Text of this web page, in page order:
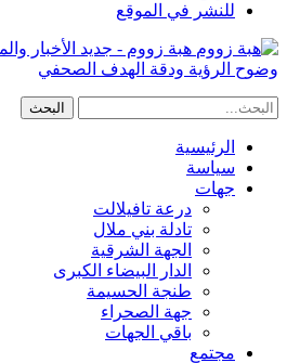
للنشر في الموقع
هبة زووم - جديد الأخبار
وضوح الرؤية ودقة الهدف الصحفي
الرئيسية
سياسة
جهات
درعة تافيلالت
تادلة بني ملال
الجهة الشرقية
الدار البيضاء الكبرى
طنجة الحسيمة
جهة الصحراء
باقي الجهات
مجتمع